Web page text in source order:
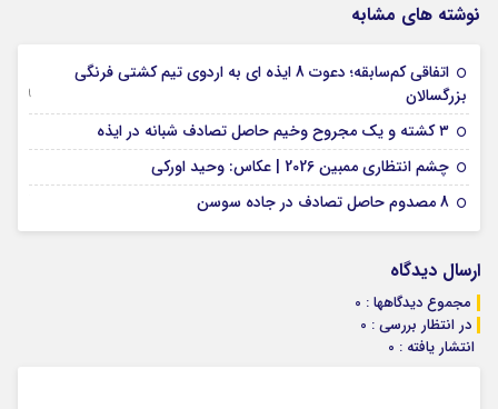
نوشته های مشابه
اتفاقی کم‌سابقه؛ دعوت 8 ایذه ای به اردوی تیم کشتی فرنگی
بزرگسالان
09 جولای 2026
۳ کشته و یک مجروح وخیم حاصل تصادف شبانه در ایذه
چشم انتظاری ممبین 2026 | عکاس: وحید اورکی
8 مصدوم حاصل تصادف در جاده سوسن
ارسال دیدگاه
مجموع دیدگاهها : 0
در انتظار بررسی : 0
انتشار یافته : 0